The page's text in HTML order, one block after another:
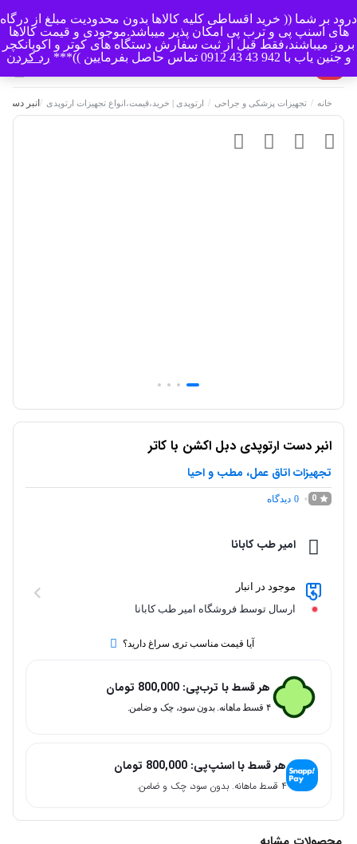
منو
0
خانه / تجهیزات پزشکی و جراحی / ارتوپدی | خرید،قیمت،انواع تجهیزات ارتوپدی /انبر دست
انبر دست ارتوپدی دبل اکشن با کاتر
تجهیزات اتاق عمل، مطب و احیا
0
0 دیدگاه
امیر طب کابانا
موجود در انبار
ارسال توسط فروشگاه امیر طب کابانا
آیا قیمت مناسب تری سراغ دارید؟
هر قسط با ترب‌پی: 800,000 تومان
۴ قسط ماهانه. بدون سود، چک و ضامن.
هر قسط با اسنپ‌پی: 800,000 تومان
۴ قسط ماهانه. بدون سود، چک و ضامن.
درود بر شما (( خرید اقساطی کلیه کالاها بدون محدودیت مبلغ از درگاه
های اسنپ پی و ترب پی امکان پذیر میباشد.موجودی و قیمت کالاها
بروز میباشند،فقط قبل از ثبت سفارش دستگاه های کوتر و اکوپانکچر
و جنین یاب با 942 43 43 0912 تماس حاصل بفرمایین ))***
رد کردن